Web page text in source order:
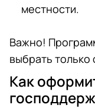
местности.
Важно!
выбрать только
Как